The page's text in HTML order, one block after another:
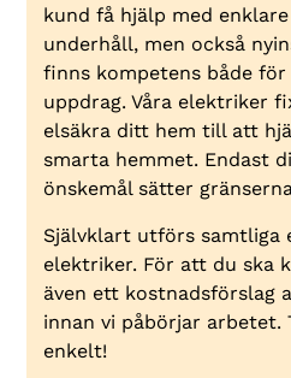
kund få hjälp med
underhåll, men också
finns kompetens både
uppdrag. Våra elektriker
elsäkra ditt hem till att
smarta hemmet. Endast
önskemål sätter
Självklart utförs samtliga
elektriker. För att du ska
även ett kostnadsförslag
innan vi påbörjar arbetet.
enkelt!